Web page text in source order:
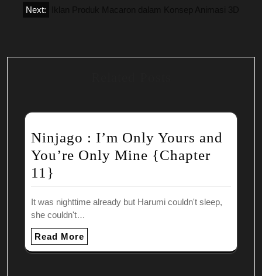
Next:
Ninjago : I’m Only Yours and
You’re Only Mine {Chapter
11}
It was nighttime already but Harumi couldn't sleep,
she couldn't…
Read More